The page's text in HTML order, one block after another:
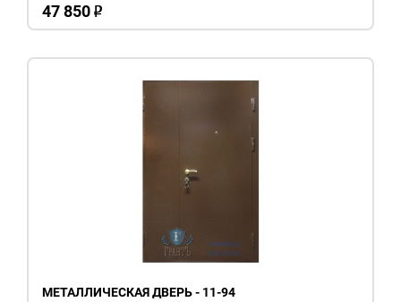
47 850 o
МЕТАЛЛИЧЕСКАЯ ДВЕРЬ - 11-94